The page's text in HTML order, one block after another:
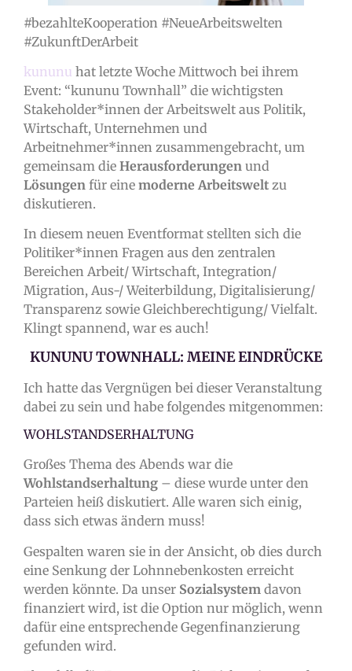
#bezahlteKooperation #NeueArbeitswelten
#ZukunftDerArbeit
kununu hat letzte Woche Mittwoch bei ihrem
Event: “kununu Townhall” die wichtigsten
Stakeholder*innen der Arbeitswelt aus Politik,
Wirtschaft, Unternehmen und
Arbeitnehmer*innen zusammengebracht, um
gemeinsam die Herausforderungen und
Lösungen für eine moderne Arbeitswelt zu
diskutieren.
In diesem neuen Eventformat stellten sich die
Politiker*innen Fragen aus den zentralen
Bereichen Arbeit/ Wirtschaft, Integration/
Migration, Aus-/ Weiterbildung, Digitalisierung/
Transparenz sowie Gleichberechtigung/ Vielfalt.
Klingt spannend, war es auch!
KUNUNU TOWNHALL: MEINE EINDRÜCKE
Ich hatte das Vergnügen bei dieser Veranstaltung
dabei zu sein und habe folgendes mitgenommen:
WOHLSTANDSERHALTUNG
Großes Thema des Abends war die
Wohlstandserhaltung – diese wurde unter den
Parteien heiß diskutiert. Alle waren sich einig,
dass sich etwas ändern muss!
Gespalten waren sie in der Ansicht, ob dies durch
eine Senkung der Lohnnebenkosten erreicht
werden könnte. Da unser Sozialsystem davon
finanziert wird, ist die Option nur möglich, wenn
dafür eine entsprechende Gegenfinanzierung
gefunden wird.